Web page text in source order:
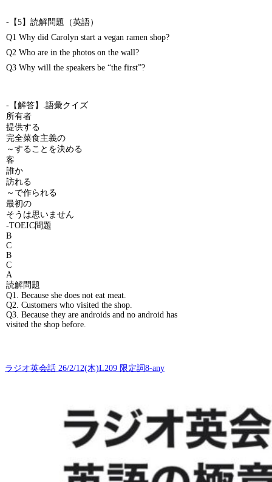
-【5】読解問題（英語）
Q1 Why did Carolyn start a vegan ramen shop?
Q2 Who are in the photos on the wall?
Q3 Why will the speakers be “the first”?
-【解答】.語彙クイズ
所有者
提供する
完全菜食主義の
～することを決める
客
誰か
訪れる
～で作られる
最初の
そうは思いません
-TOEIC問題
B
C
B
C
A
読解問題
Q1. Because she does not eat meat.
Q2. Customers who visited the shop.
Q3. Because they are androids and no android has
visited the shop before.
ラジオ英会話 26/2/12(木)L209 限定詞8-any